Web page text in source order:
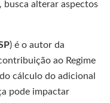
busca alterar aspectos
) é o autor da
ao Regime
cálculo do adicional
pode impactar